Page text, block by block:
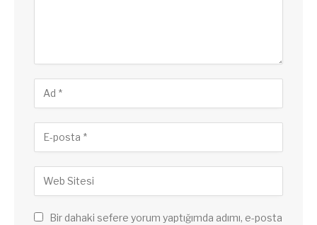
Bir dahaki sefere yorum yaptığımda adımı, e-posta